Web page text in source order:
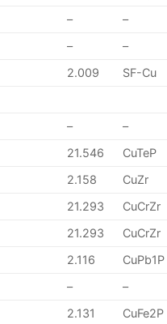
–
–
–
–
2.009 SF-Cu
–
–
21.546
CuTeP
2.158
CuZr
21.293
CuCrZr
21.293
CuCrZr
2.116
CuPb1P
–
–
2.131 CuFe2P